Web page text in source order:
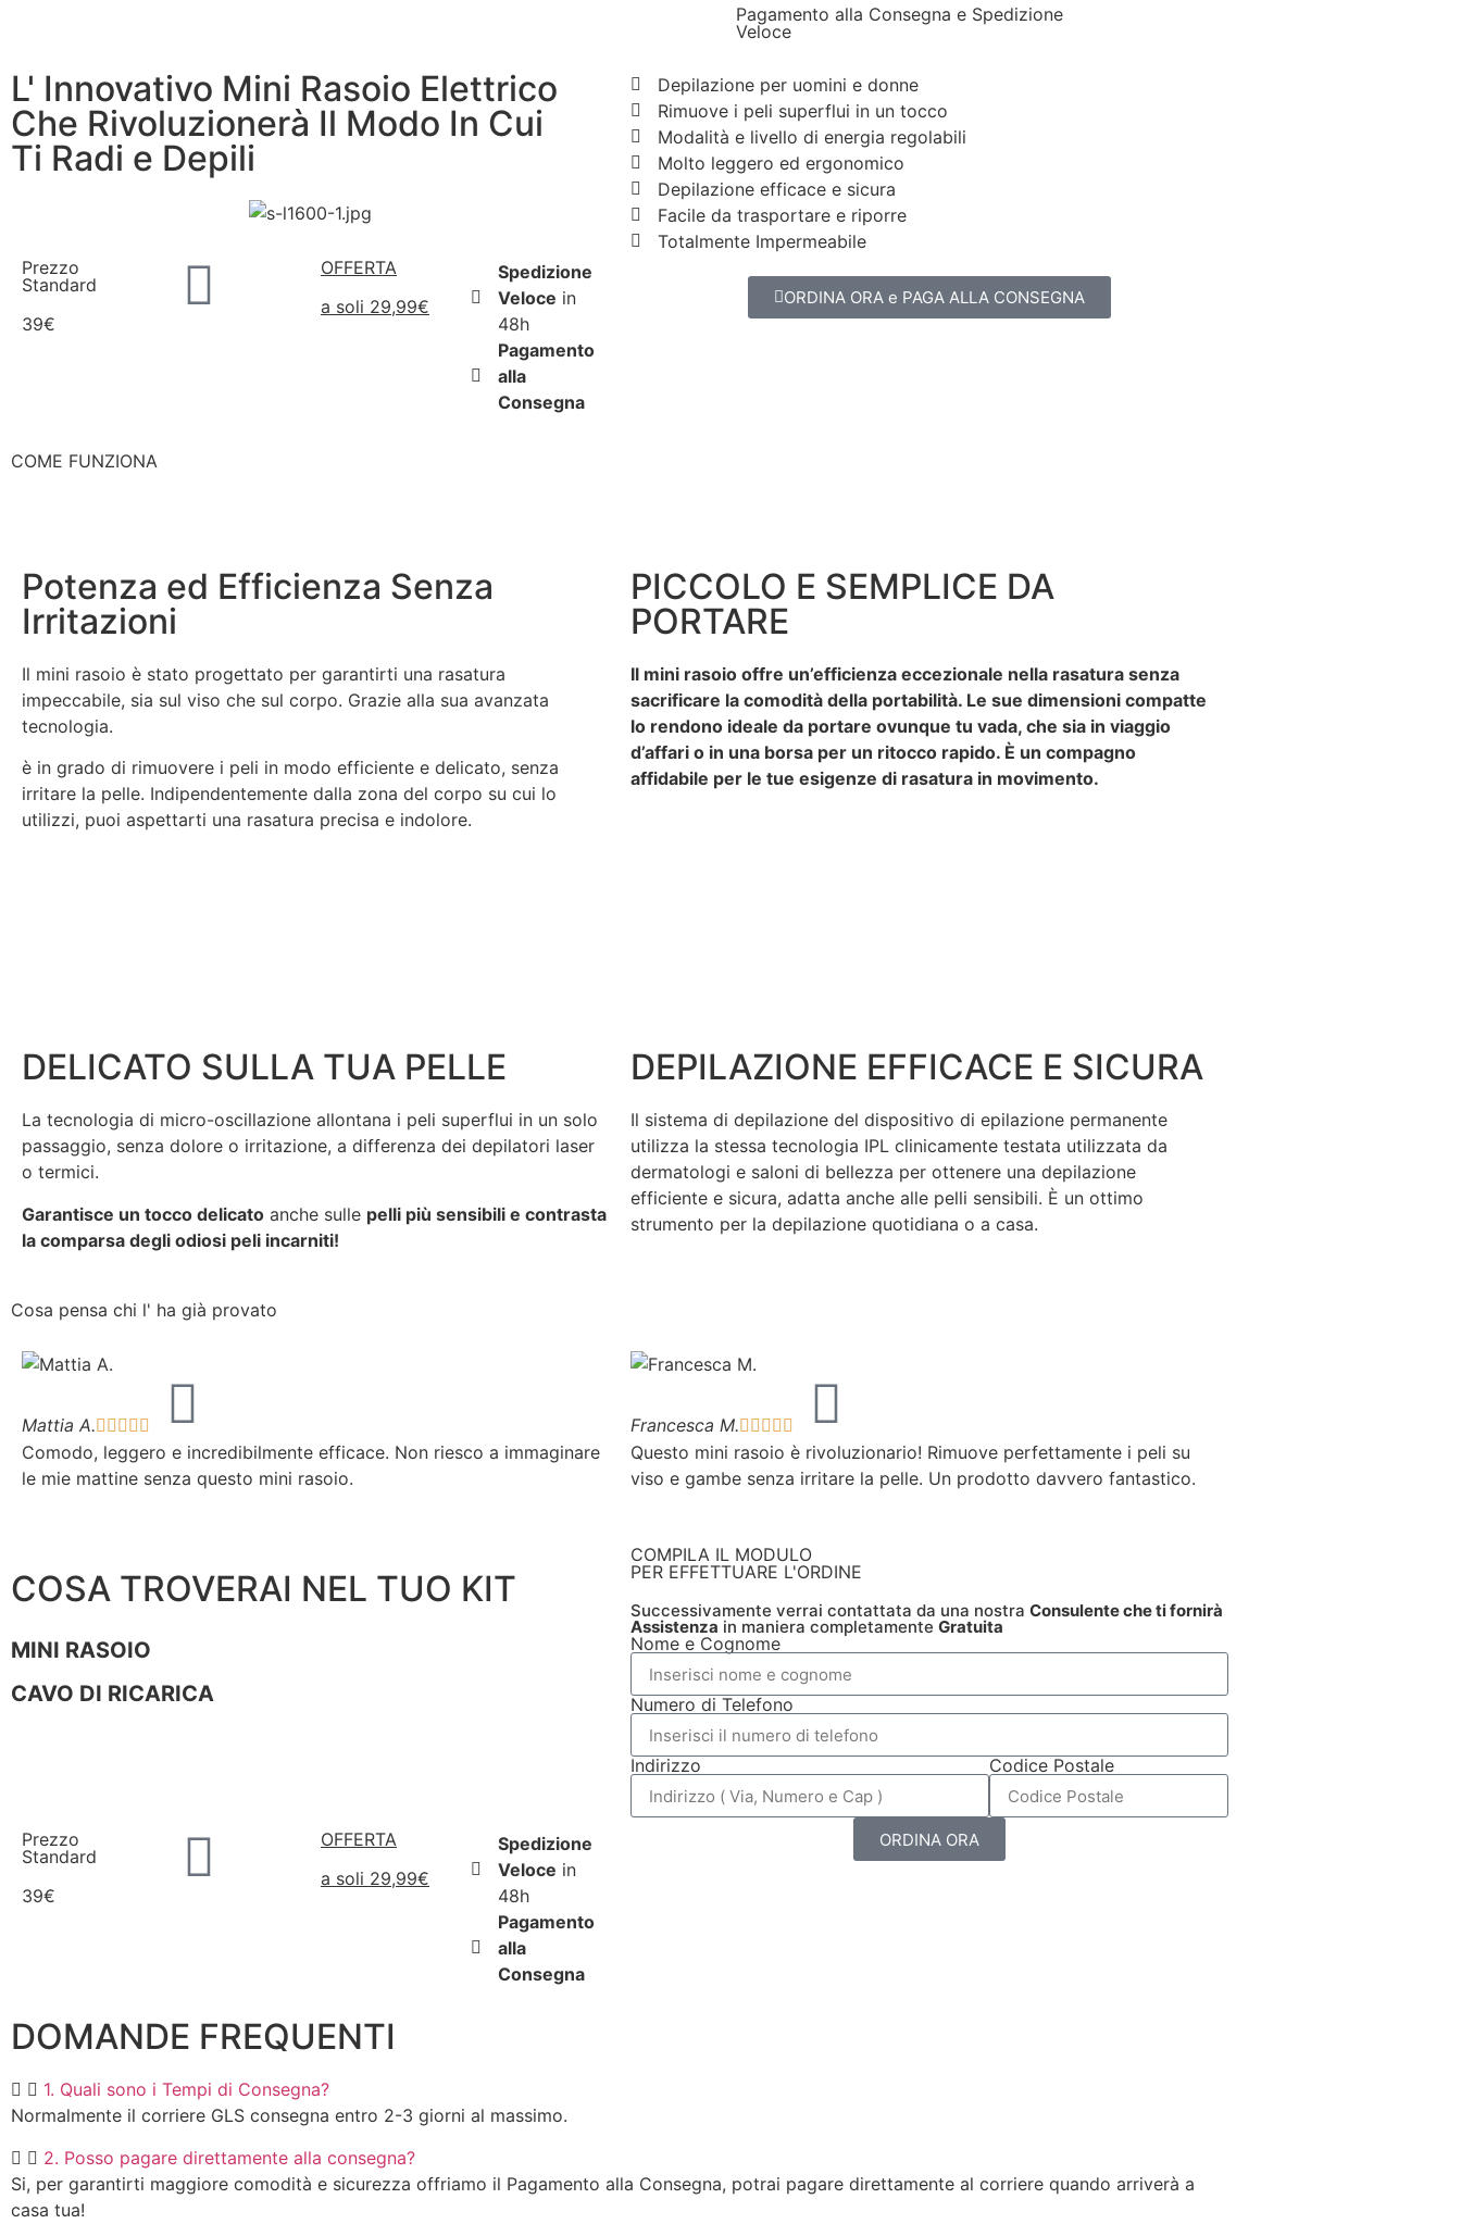
Pagamento alla Consegna e Spedizione
Veloce
L' Innovativo Mini Rasoio Elettrico
Che Rivoluzionerà Il Modo In Cui
Ti Radi e Depili
Prezzo
Standard
39€
OFFERTA
a soli 29,99€
Spedizione
Veloce in
48h
Pagamento
alla
Consegna
Depilazione per uomini e donne
Rimuove i peli superflui in un tocco
Modalità e livello di energia regolabili
Molto leggero ed ergonomico
Depilazione efficace e sicura
Facile da trasportare e riporre
Totalmente Impermeabile
ORDINA ORA e PAGA ALLA CONSEGNA
COME FUNZIONA
Potenza ed Efficienza Senza
Irritazioni
Il mini rasoio è stato progettato per garantirti una rasatura
impeccabile, sia sul viso che sul corpo. Grazie alla sua avanzata
tecnologia.
è in grado di rimuovere i peli in modo efficiente e delicato, senza
irritare la pelle. Indipendentemente dalla zona del corpo su cui lo
utilizzi, puoi aspettarti una rasatura precisa e indolore.
PICCOLO E SEMPLICE DA
PORTARE
Il mini rasoio offre un’efficienza eccezionale nella rasatura senza
sacrificare la comodità della portabilità. Le sue dimensioni compatte
lo rendono ideale da portare ovunque tu vada, che sia in viaggio
d’affari o in una borsa per un ritocco rapido. È un compagno
affidabile per le tue esigenze di rasatura in movimento.
DELICATO SULLA TUA PELLE
La tecnologia di micro-oscillazione allontana i peli superflui in un solo
passaggio, senza dolore o irritazione, a differenza dei depilatori laser
o termici.
Garantisce un tocco delicato anche sulle pelli più sensibili e contrasta
la comparsa degli odiosi peli incarniti!
DEPILAZIONE EFFICACE E SICURA
Il sistema di depilazione del dispositivo di epilazione permanente
utilizza la stessa tecnologia IPL clinicamente testata utilizzata da
dermatologi e saloni di bellezza per ottenere una depilazione
efficiente e sicura, adatta anche alle pelli sensibili. È un ottimo
strumento per la depilazione quotidiana o a casa.
Cosa pensa chi l' ha già provato
Mattia A.    
Comodo, leggero e incredibilmente efficace. Non riesco a immaginare
le mie mattine senza questo mini rasoio.
Francesca M.    
Questo mini rasoio è rivoluzionario! Rimuove perfettamente i peli su
viso e gambe senza irritare la pelle. Un prodotto davvero fantastico.
COSA TROVERAI NEL TUO KIT
MINI RASOIO
CAVO DI RICARICA
Prezzo
Standard
39€
OFFERTA
a soli 29,99€
Spedizione
Veloce in
48h
Pagamento
alla
Consegna
COMPILA IL MODULO
PER EFFETTUARE L'ORDINE
Successivamente verrai contattata da una nostra Consulente che ti fornirà
Assistenza in maniera completamente Gratuita
Nome e Cognome
Numero di Telefono
Indirizzo Codice Postale
ORDINA ORA
DOMANDE FREQUENTI
1. Quali sono i Tempi di Consegna?
Normalmente il corriere GLS consegna entro 2-3 giorni al massimo.
2. Posso pagare direttamente alla consegna?
Si, per garantirti maggiore comodità e sicurezza offriamo il Pagamento alla Consegna, potrai pagare direttamente al corriere quando arriverà a
casa tua!